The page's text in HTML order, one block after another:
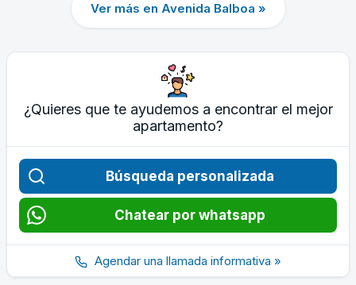
Ver más en Avenida Balboa »
¿Quieres que te ayudemos a encontrar el mejor
apartamento?
Búsqueda personalizada
Chatear por whatsapp
Agendar una llamada informativa »